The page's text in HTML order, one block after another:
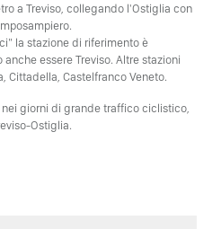
a Treviso, collegando l'Ostiglia con
la stazione di riferimento è
essere Treviso. Altre stazioni
Cittadella, Castelfranco Veneto.
giorni di grande traffico ciclistico,
Ostiglia.